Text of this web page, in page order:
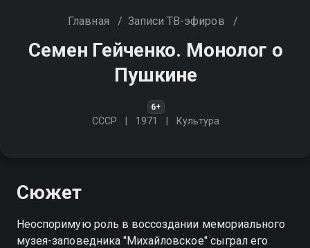
Главная / Записи ТВ-эфиров /
Семен Гейченко. Монолог о
Пушкине
6+
СССР 1971 Культура
Сюжет
Неоспоримую роль в воссоздании мемориального
музея-заповедника "Михайловское" сыграл его